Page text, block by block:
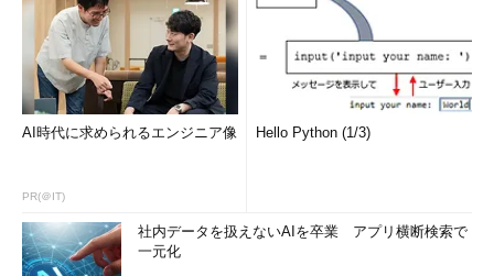
AI時代に求められるエンジニア像
PR(＠IT)
Hello Python (1/3)
社内データを扱えないAIを卒業 アプリ横断検索で
一元化